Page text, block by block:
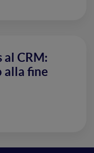
al CRM:
alla fine